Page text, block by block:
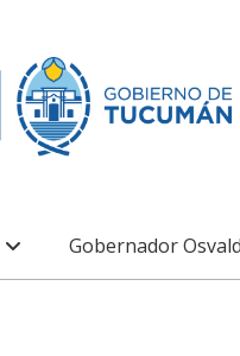
Gobernador